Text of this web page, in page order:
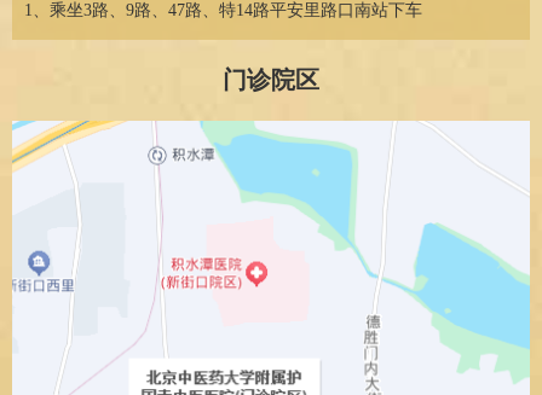
1、乘坐3路、9路、47路、特14路平安里路口南站下车
门诊院区